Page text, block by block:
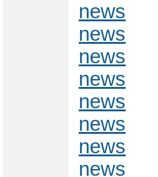
news
news
news
news
news
news
news
news